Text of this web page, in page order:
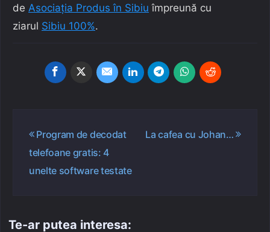
de Asociaţia Produs în Sibiu împreună cu
ziarul Sibiu 100%.
Navigare
articole
Program de decodat
telefoane gratis: 4
unelte software testate
La cafea cu Johan…
Te-ar putea interesa: